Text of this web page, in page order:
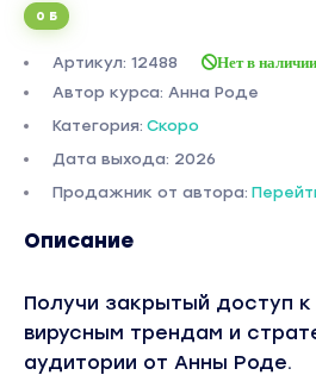
0 Б
Артикул: 12488 Нет в наличии
Автор курса: Анна Роде
Категория: Скоро
Дата выхода: 2026
Продажник от автора:
Описание
Получи закрытый доступ
вирусным трендам и
аудитории от Анны Роде.